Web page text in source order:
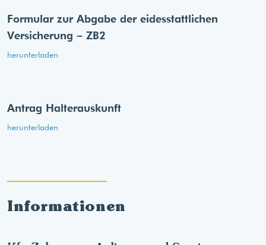
Informationen
Formular zur Abgabe der eides­stattlichen
Versicherung – ZB2
herunterladen
Antrag Halterauskunft
herunterladen